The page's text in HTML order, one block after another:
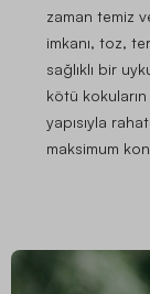
zaman temiz
imkanı, toz,
sağlıklı bir
kötü
yapısıyla
maksimum